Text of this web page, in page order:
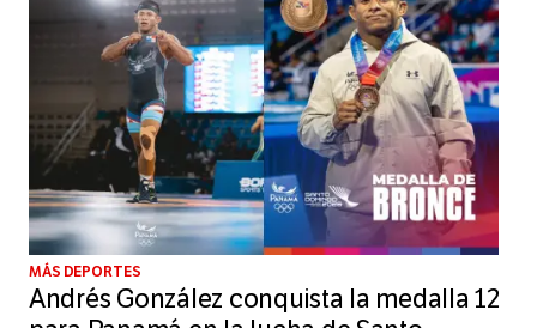
MÁS DEPORTES
Andrés González conquista la medalla 12